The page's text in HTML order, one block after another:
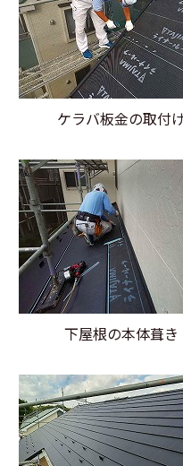
ケラバ板金の取付
下屋根の本体葺き